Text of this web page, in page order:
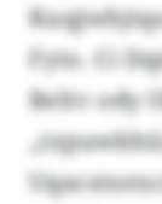
Fyto. Ci
Beltv ody